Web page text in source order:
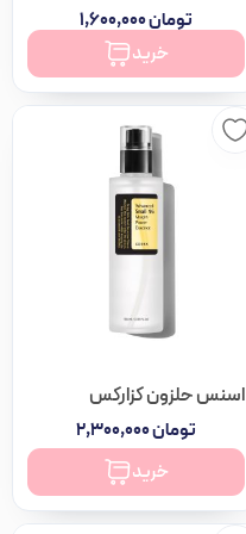
تومان
موجود در انبار
اسکراب بدن داو عدد
خرید
اسنس حلزون کزارکس
تومان
خرید